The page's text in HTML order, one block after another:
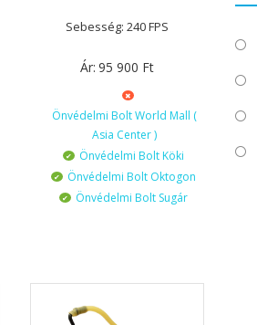
Sebesség: 240 FPS
Ár: 95 900 Ft
Önvédelmi Bolt World Mall (
Asia Center )
Önvédelmi Bolt Köki
Önvédelmi Bolt Oktogon
Önvédelmi Bolt Sugár